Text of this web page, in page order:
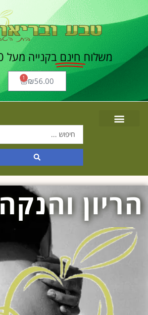
משלוח חינם בקנייה מעל 400 ש"ח
₪56.00
1
הריון והנקה